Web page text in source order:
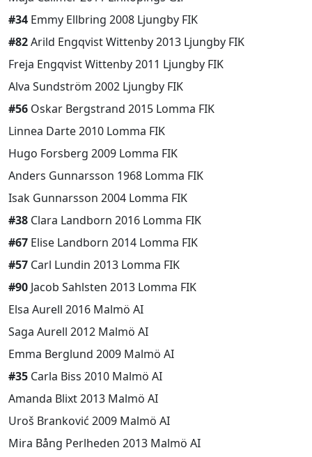
#34 Emmy Ellbring 2008 Ljungby FIK
#82Arild Engqvist Wittenby 2013 Ljungby FIK
Freja Engqvist Wittenby 2011 Ljungby FIK
Alva Sundström 2002 Ljungby FIK
#56 Oskar Bergstrand 2015 Lomma FIK
Linnea Darte 2010 Lomma FIK
Hugo Forsberg 2009 Lomma FIK
Anders Gunnarsson 1968 Lomma FIK
Isak Gunnarsson 2004 Lomma FIK
#38 Clara Landborn 2016 Lomma FIK
#67 Elise Landborn 2014 Lomma FIK
#57 Carl Lundin 2013 Lomma FIK
#90 Jacob Sahlsten 2013 Lomma FIK
Elsa Aurell 2016 Malmö AI
Saga Aurell 2012 Malmö AI
Emma Berglund 2009 Malmö AI
#35 Carla Biss 2010 Malmö AI
Amanda Blixt 2013 Malmö AI
Uroš Branković 2009 Malmö AI
Mira Bång Perlheden 2013 Malmö AI